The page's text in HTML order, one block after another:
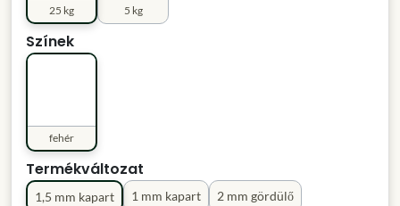
5 kg
25 kg
Színek
fehér
Termékváltozat
1 mm kapart
1,5 mm kapart 2 mm gördülő